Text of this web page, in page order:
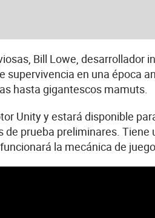
Bill Lowe,
supervivencia en una época
hasta gigantescos mamuts.
Unity y estará disponible
prueba preliminares.
la mecánica de